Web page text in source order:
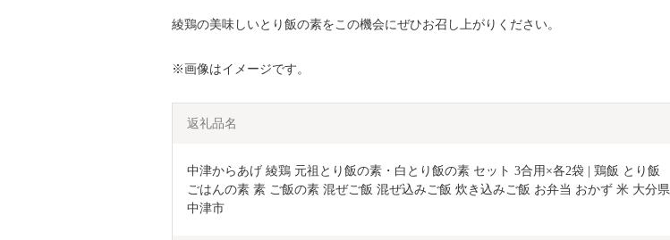
綾鶏の美味しいとり飯の素をこの機会にぜひお召し上がりください。
※画像はイメージです。
返礼品名
中津からあげ 綾鶏 元祖とり飯の素・白とり飯の素 セット 3合用×各2袋 | 鶏飯 とり飯
ごはんの素 素 ご飯の素 混ぜご飯 混ぜ込みご飯 炊き込みご飯 お弁当 おかず 米 大分県
中津市